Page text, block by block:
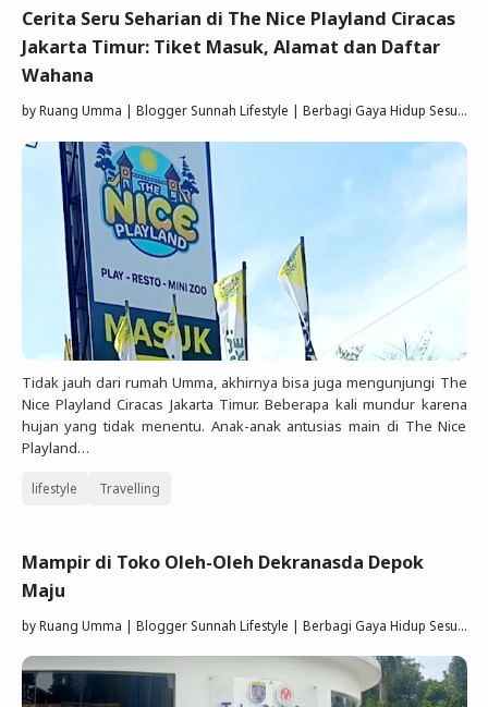
Cerita Seru Seharian di The Nice Playland Ciracas
Jakarta Timur: Tiket Masuk, Alamat dan Daftar
Wahana
byRuang Umma | Blogger Sunnah Lifestyle | Berbagi Gaya Hidup Sesuai Quran Sunnah
Tidak jauh dari rumah Umma, akhirnya bisa juga mengunjungi The
Nice Playland Ciracas Jakarta Timur. Beberapa kali mundur karena
hujan yang tidak menentu. Anak-anak antusias main di The Nice
Playland…
lifestyle Travelling
Mampir di Toko Oleh-Oleh Dekranasda Depok
Maju
byRuang Umma | Blogger Sunnah Lifestyle | Berbagi Gaya Hidup Sesuai Quran Sunnah